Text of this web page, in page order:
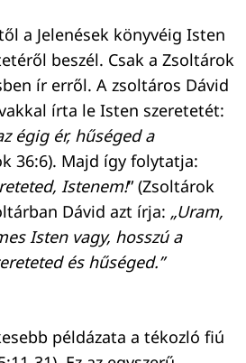
a Jelenések könyvéig Isten
beszél. Csak a Zsoltárok
ír erről. A zsoltáros Dávid
írta le Isten szeretetét:
égig ér, hűséged a
36:6). Majd így folytatja:
Istenem!” (Zsoltárok
Dávid azt írja: „Uram,
Isten vagy, hosszú a
és hűséged.”
példázata a tékozló fiú